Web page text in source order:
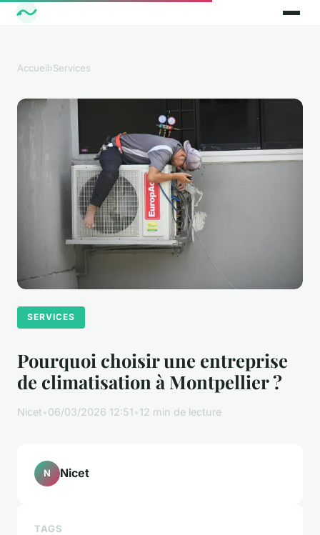
Accueil›Services
SERVICES
Pourquoi choisir une entreprise
de climatisation à Montpellier ?
Nicet•06/03/2026 12:51•12 min de lecture
N Nicet
TAGS